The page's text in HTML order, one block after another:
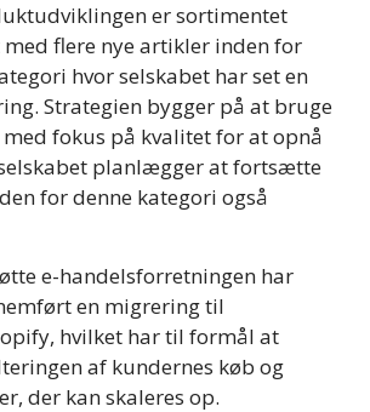
er sortimentet
flere nye artikler inden for
hvor selskabet har set en
Strategien bygger på at bruge
fokus på kvalitet for at opnå
planlægger at fortsætte
for denne kategori også
e-handelsforretningen har
en migrering til
hvilket har til formål at
af kundernes køb og
der kan skaleres op.